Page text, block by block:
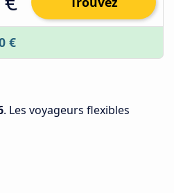
€
. Les voyageurs flexibles